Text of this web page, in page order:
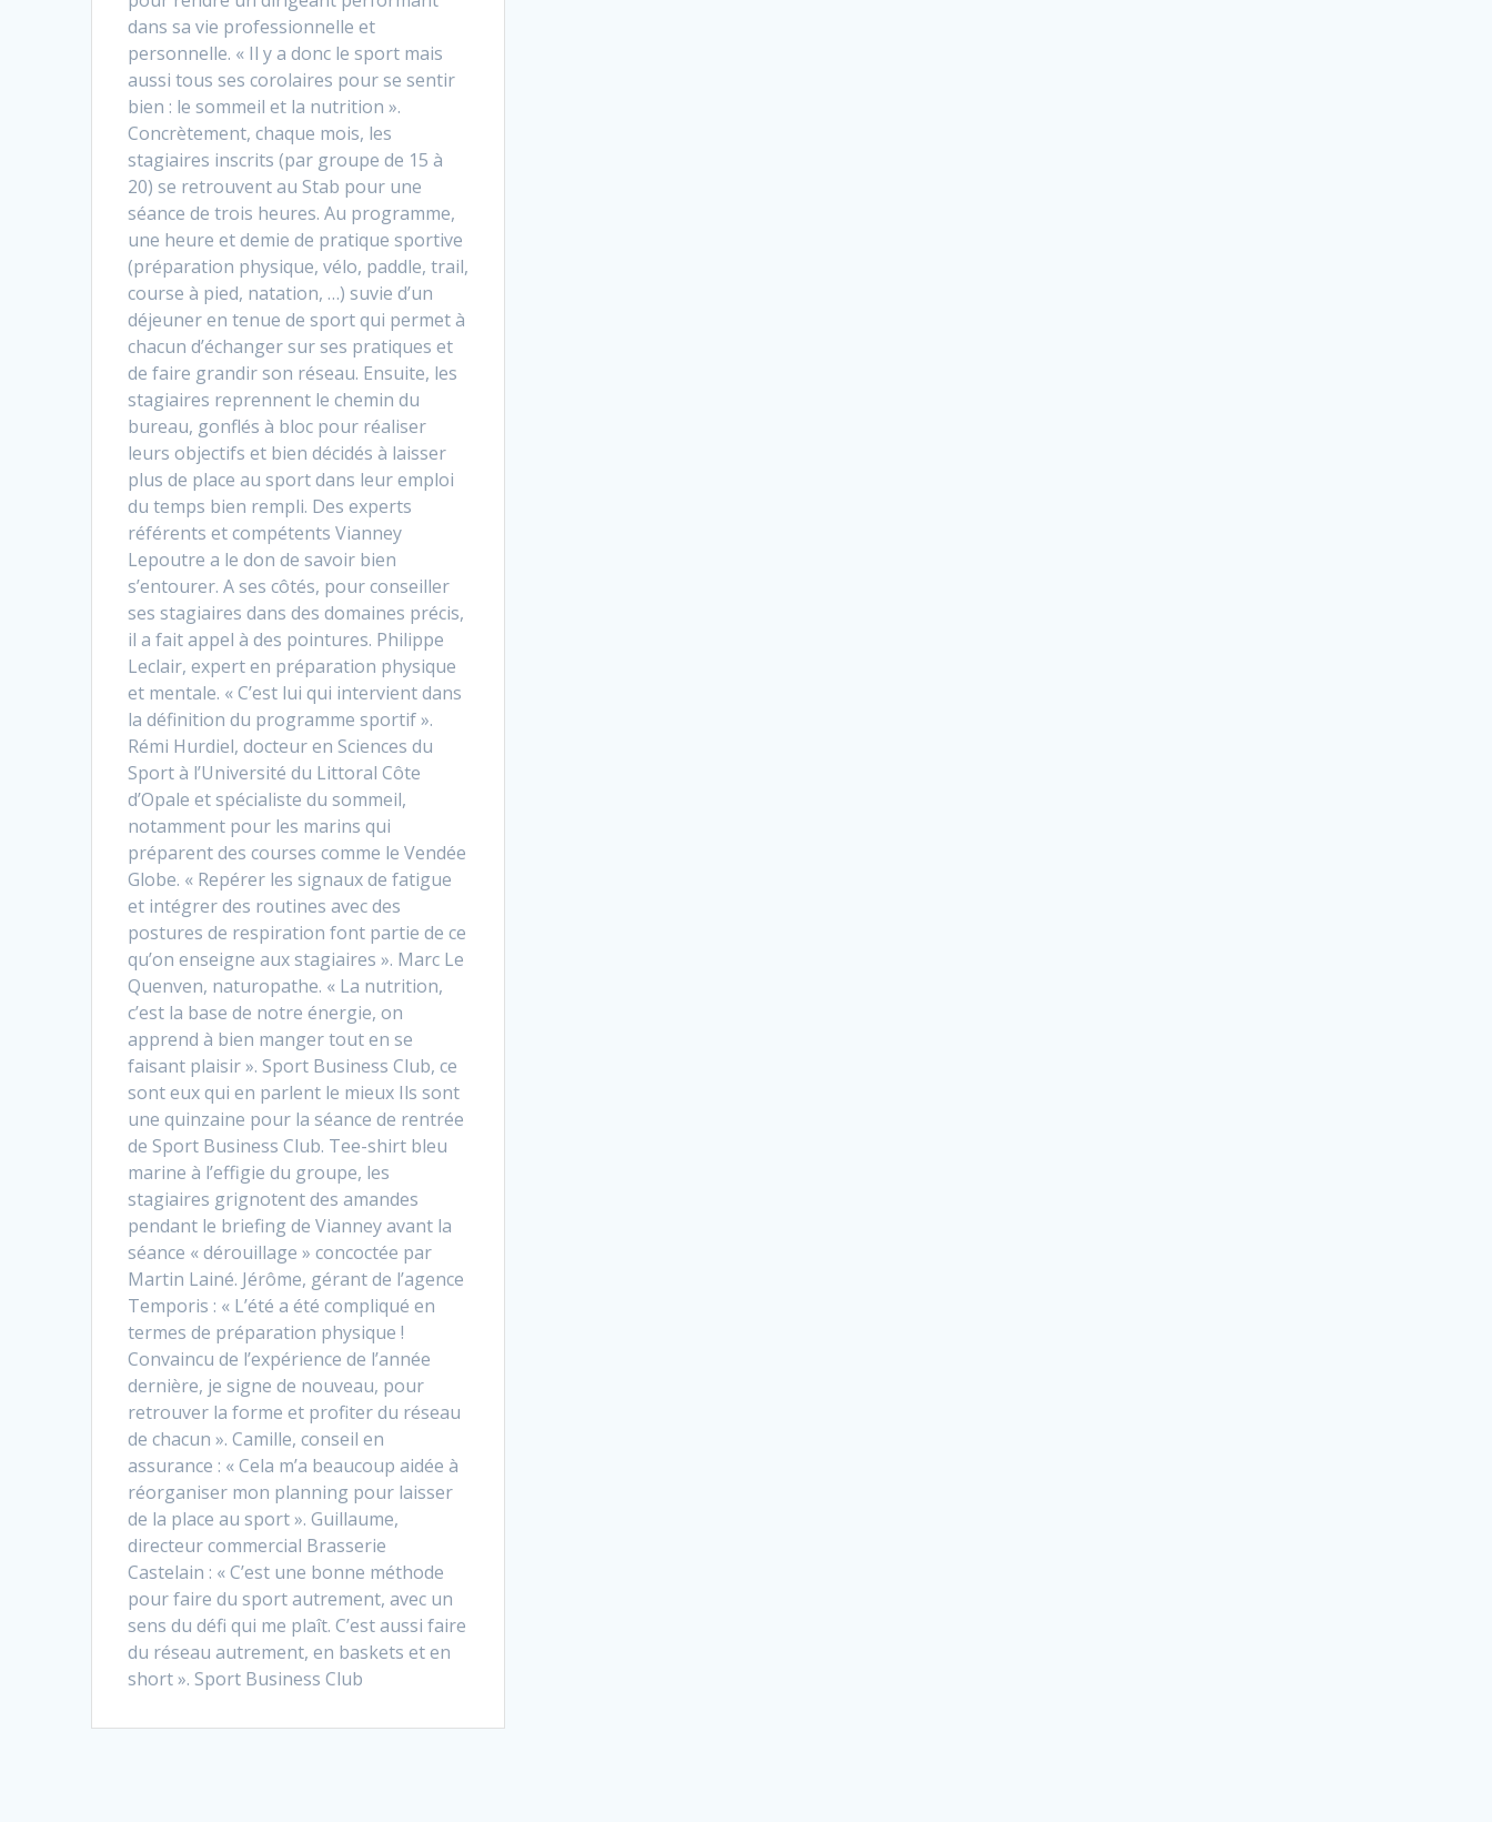
dans sa vie professionnelle et
personnelle. « Il y a donc le sport mais
aussi tous ses corolaires pour se sentir
bien : le sommeil et la nutrition ».
Concrètement, chaque mois, les
stagiaires inscrits (par groupe de 15 à
20) se retrouvent au Stab pour une
séance de trois heures. Au programme,
une heure et demie de pratique sportive
(préparation physique, vélo, paddle, trail,
course à pied, natation, …) suvie d’un
déjeuner en tenue de sport qui permet à
chacun d’échanger sur ses pratiques et
de faire grandir son réseau. Ensuite, les
stagiaires reprennent le chemin du
bureau, gonflés à bloc pour réaliser
leurs objectifs et bien décidés à laisser
plus de place au sport dans leur emploi
du temps bien rempli. Des experts
référents et compétents Vianney
Lepoutre a le don de savoir bien
s’entourer. A ses côtés, pour conseiller
ses stagiaires dans des domaines précis,
il a fait appel à des pointures. Philippe
Leclair, expert en préparation physique
et mentale. « C’est lui qui intervient dans
la définition du programme sportif ».
Rémi Hurdiel, docteur en Sciences du
Sport à l’Université du Littoral Côte
d’Opale et spécialiste du sommeil,
notamment pour les marins qui
préparent des courses comme le Vendée
Globe. « Repérer les signaux de fatigue
et intégrer des routines avec des
postures de respiration font partie de ce
qu’on enseigne aux stagiaires ». Marc Le
Quenven, naturopathe. « La nutrition,
c’est la base de notre énergie, on
apprend à bien manger tout en se
faisant plaisir ». Sport Business Club, ce
sont eux qui en parlent le mieux Ils sont
une quinzaine pour la séance de rentrée
de Sport Business Club. Tee-shirt bleu
marine à l’effigie du groupe, les
stagiaires grignotent des amandes
pendant le briefing de Vianney avant la
séance « dérouillage » concoctée par
Martin Lainé. Jérôme, gérant de l’agence
Temporis : « L’été a été compliqué en
termes de préparation physique !
Convaincu de l’expérience de l’année
dernière, je signe de nouveau, pour
retrouver la forme et profiter du réseau
de chacun ». Camille, conseil en
assurance : « Cela m’a beaucoup aidée à
réorganiser mon planning pour laisser
de la place au sport ». Guillaume,
directeur commercial Brasserie
Castelain : « C’est une bonne méthode
pour faire du sport autrement, avec un
sens du défi qui me plaît. C’est aussi faire
du réseau autrement, en baskets et en
short ». Sport Business Club